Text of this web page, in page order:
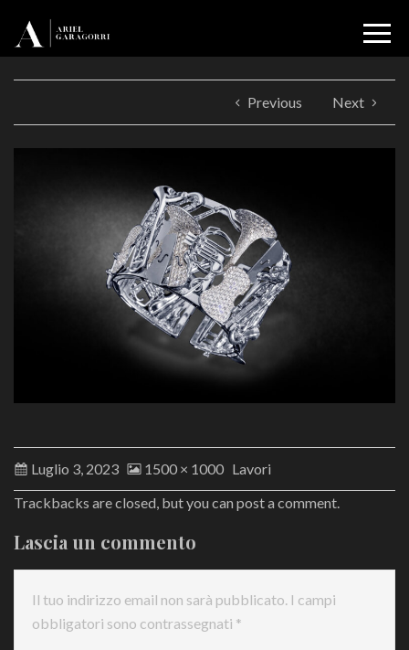
Previous Next
Luglio 3, 2023 1500 × 1000 Lavori
Trackbacks are closed, but you can post a comment
Lascia un commento
Il tuo indirizzo email non sarà pubblicato. I campi
obbligatori sono contrassegnati *